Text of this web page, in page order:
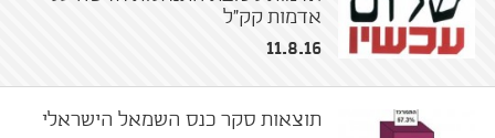
אדמות קק"ל
11.8.16
תוצאות סקר כנס השמאל הישראלי